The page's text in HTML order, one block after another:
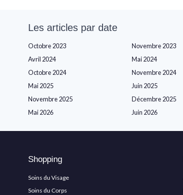
Les articles par date
Octobre 2023 Novembre 2023
Avril 2024
Mai 2024
Octobre 2024
Novembre 2024
Mai 2025
Juin 2025
Novembre 2025
Décembre 2025
Mai 2026
Juin 2026
Shopping
Soins du Visage
Soins du Corps